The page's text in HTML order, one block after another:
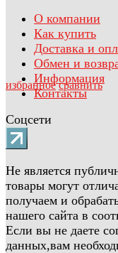
избранное сравнить
О компании
Как купить
Доставка и
Обмен и
Информация
Контакты
Соцсети
Не является
товары могут
получаем и
нашего сайта в
Если вы не даете
данных,вам